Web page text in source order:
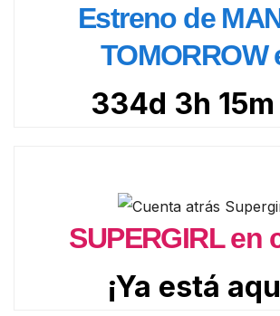
Estreno de
TOMORROW
334d 3h
SUPERGIRL en
¡Ya está